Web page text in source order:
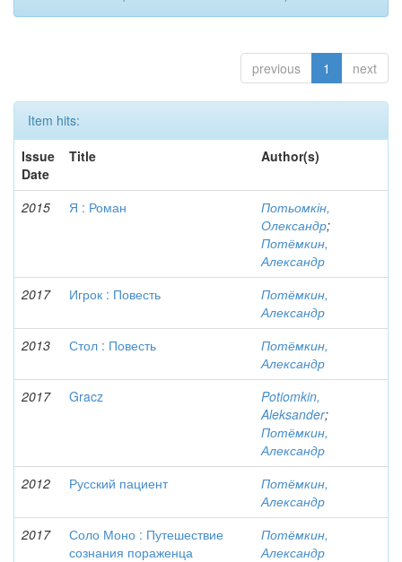
previous 1 next
Item hits:
Issue
Date
Title Author(s)
2015 Я : Роман
Потьомкін,
Олександр;
Потёмкин,
Александр
2017
Игрок : Повесть
Потёмкин,
Александр
2013
Стол : Повесть
Потёмкин,
Александр
2017
Gracz
Potiomkin,
Aleksander;
Потёмкин,
Александр
2012
Русский пациент
Потёмкин,
Александр
2017
Соло Моно : Путешествие
сознания пораженца
Потёмкин,
Александр